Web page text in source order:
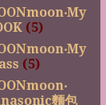
(5)
(5)
麵包